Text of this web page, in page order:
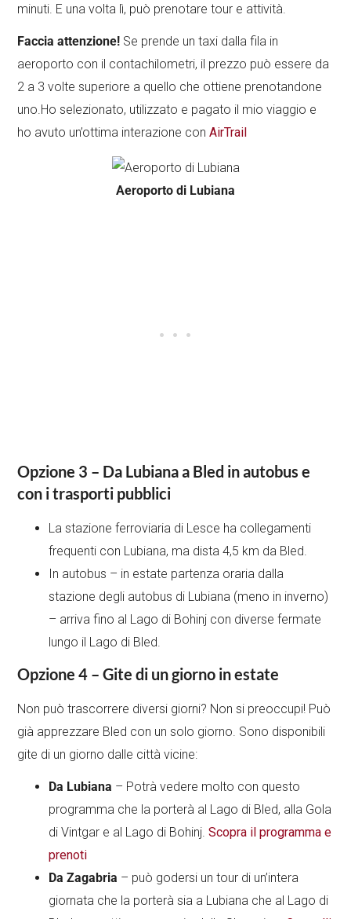
minuti. E una volta lì, può prenotare tour e attività.
Faccia attenzione! Se prende un taxi dalla fila in
aeroporto con il contachilometri, il prezzo può essere da
2 a 3 volte superiore a quello che ottiene prenotandone
uno.Ho selezionato, utilizzato e pagato il mio viaggio e
ho avuto un’ottima interazione conAirTrail
Aeroporto di Lubiana
Opzione 3 – Da Lubiana a Bled in autobus e
con i trasporti pubblici
La stazione ferroviaria di Lesce ha collegamenti
frequenti con Lubiana, ma dista 4,5 km da Bled.
In autobus – in estate partenza oraria dalla
stazione degli autobus di Lubiana (meno in inverno)
– arriva fino al Lago di Bohinj con diverse fermate
lungo il Lago di Bled.
Opzione 4 – Gite di un giorno in estate
Non può trascorrere diversi giorni? Non si preoccupi! Può
già apprezzare Bled con un solo giorno. Sono disponibili
gite di un giorno dalle città vicine:
Da Lubiana – Potrà vedere molto con questo
programma che la porterà al Lago di Bled, alla Gola
di Vintgar e al Lago di Bohinj.Scopra il programma e
prenoti
Da Zagabria – può godersi un tour di un’intera
giornata che la porterà sia a Lubiana che al Lago di